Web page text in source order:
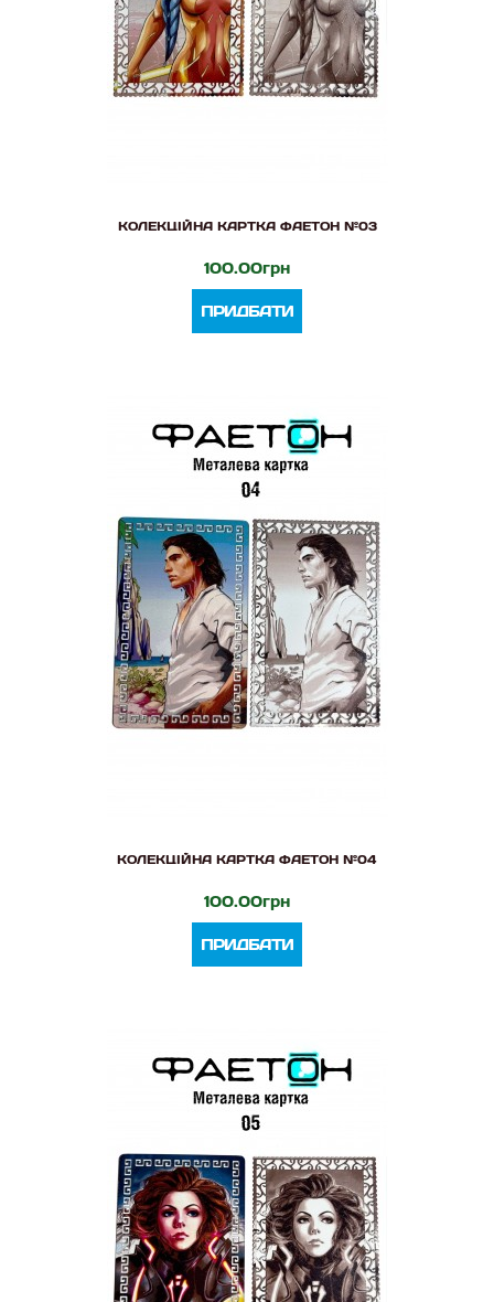
КОЛЕКЦІЙНА КАРТКА ФАЕТОН №03
100.00грн
ПРИДБАТИ
КОЛЕКЦІЙНА КАРТКА ФАЕТОН №04
100.00грн
ПРИДБАТИ